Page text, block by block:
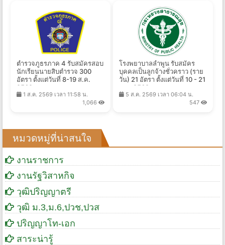
ตำรวจภูธรภาค 4 รับสมัครสอบ
นักเรียนนายสิบตำรวจ 300
อัตรา ตั้งแต่วันที่ 8-19 ส.ค.
2569
1 ส.ค. 2569 เวลา 11:58 น.
1,066
โรงพยาบาลลำพูน รับสมัคร
บุคคลเป็นลูกจ้างชั่วคราว (ราย
วัน) 21 อัตรา ตั้งแต่วันที่ 10 - 21
ส.ค. 2569
5 ส.ค. 2569 เวลา 06:04 น.
547
หมวดหมู่ที่น่าสนใจ
งานราชการ
งานรัฐวิสาหกิจ
วุฒิปริญญาตรี
วุฒิ ม.3,ม.6,ปวช,ปวส
ปริญญาโท-เอก
สาระน่ารู้